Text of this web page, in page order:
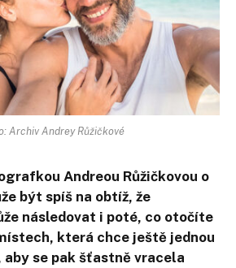
Archiv Andrey Růžičkové
Andreou Růžičkovou o
být spíš na obtíž, že
následovat i poté, co otočíte
která chce ještě jednou
se pak šťastně vracela